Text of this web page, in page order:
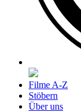
Filme A-Z
Stöbern
Über uns